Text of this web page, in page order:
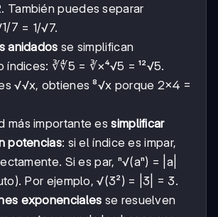
También puedes separar
1/7
1/7 = 1/√7.
anidados se simplifican
índices: ∛∜5 = ∛×⁴√5 = ¹²√5.
√√x, obtienes ⁸√x porque 2×4 =
más importante essimplificar
potencias: si el índice es impar,
Si es par, ⁿ√(aⁿ) = |a|
Por ejemplo, √(3²) = |3| = 3.
exponenciales se resuelven